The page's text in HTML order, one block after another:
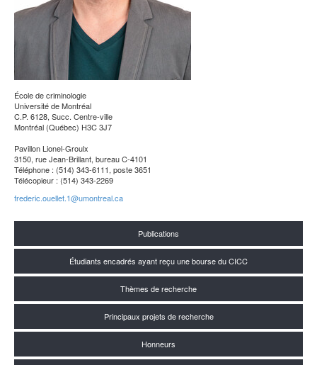
École de criminologie
Université de Montréal
C.P. 6128, Succ. Centre-ville
Montréal (Québec) H3C 3J7
Pavillon Lionel-Groulx
3150, rue Jean-Brillant, bureau C-4101
Téléphone : (514) 343-6111, poste 3651
Télécopieur : (514) 343-2269
frederic.ouellet.1@umontreal.ca
Publications
Étudiants encadrés ayant reçu une bourse du CICC
Thèmes de recherche
Principaux projets de recherche
Honneurs